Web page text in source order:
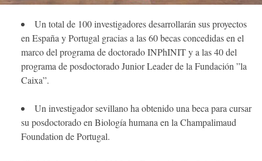
Un total de 100 investigadores desarrollarán sus proyectos
en España y Portugal gracias a las 60 becas concedidas en el
marco del programa de doctorado INPhINIT y a las 40 del
programa de posdoctorado Junior Leader de la Fundación ”la
Caixa”.
Un investigador sevillano ha obtenido una beca para cursar
su posdoctorado en Biología humana en la Champalimaud
Foundation de Portugal.